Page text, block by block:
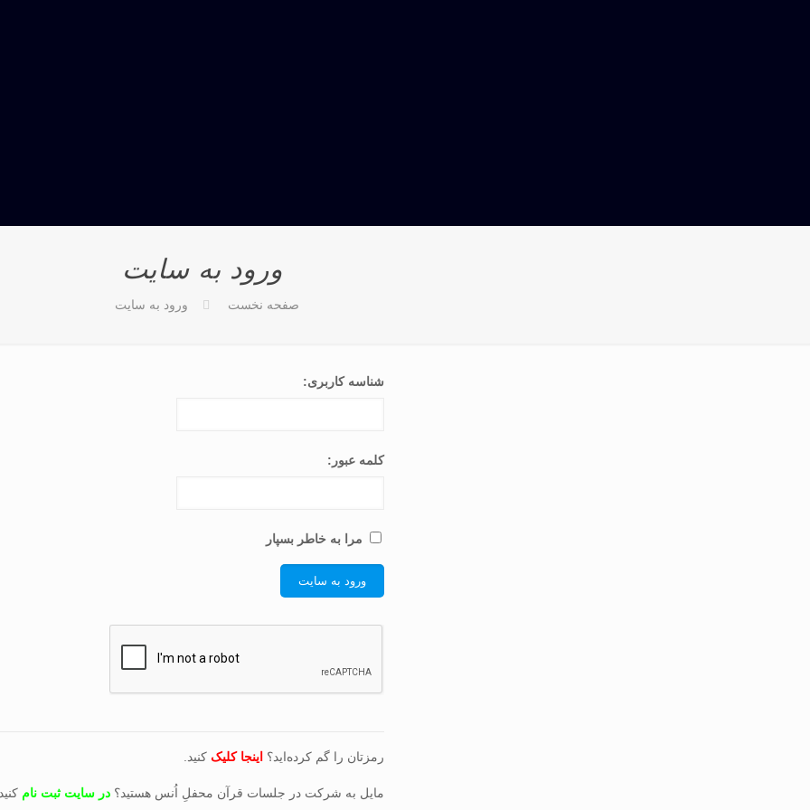
ورود به سایت
صفحه نخست ورود به سایت
شناسه کاربری:
کلمه عبور:
مرا به خاطر بسپار
رمزتان را گم کرده‌اید؟ اینجا کلیک کنید.
مایل به شرکت در جلسات قرآن محفلِ اُنس هستید؟در سایت ثبت نام